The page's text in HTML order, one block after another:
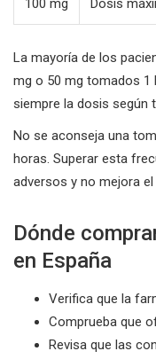
100 mg Dosis
La mayoría de los
mg o 50 mg tomados 1
siempre la dosis según
No se aconseja una
horas. Superar esta
adversos y no mejora
Dónde
en España
Verifica que la
Comprueba que
Revisa que las